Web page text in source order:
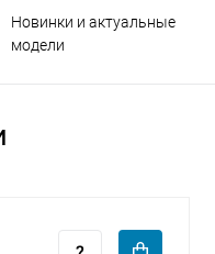
Новинки и актуальные
модели